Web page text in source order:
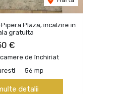
Plaza, incalzire in
gratuita
€
de închiriat
56 mp
detalii